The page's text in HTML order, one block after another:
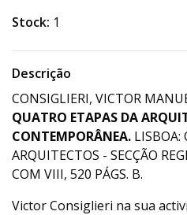
Stock: 1
Descrição
CONSIGLIERI, VICTOR
QUATRO ETAPAS DA
CONTEMPORÂNEA. LISBOA:
ARQUITECTOS - SECÇÃO
COM VIII, 520 PÁGS. B.
Victor Consiglieri na sua